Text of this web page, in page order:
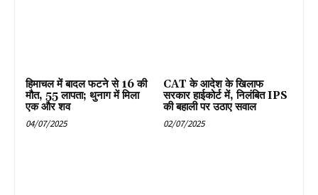
हिमाचल में बादल फटने से 16 की
मौत, 55 लापता; थुनाग में मिला
एक और शव
04/07/2025
CAT के आदेश के खिलाफ
सरकार हाईकोर्ट में, निलंबित IPS
की बहाली पर उठाए सवाल
02/07/2025